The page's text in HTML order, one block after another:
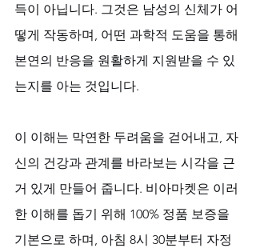
득이 아닙니다. 그것은 남성의 신체가 어
떻게 작동하며, 어떤 과학적 도움을 통해
본연의 반응을 원활하게 지원받을 수 있
는지를 아는 것입니다.
이 이해는 막연한 두려움을 걷어내고, 자
신의 건강과 관계를 바라보는 시각을 근
거 있게 만들어 줍니다. 비아마켓은 이러
한 이해를 돕기 위해 100% 정품 보증을
기본으로 하며, 아침 8시 30분부터 자정